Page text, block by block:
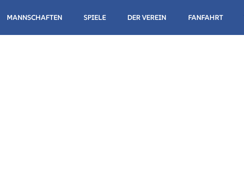
MANNSCHAFTEN
DAMEN
HERREN
SPIELE DER VEREIN FANFAHRT